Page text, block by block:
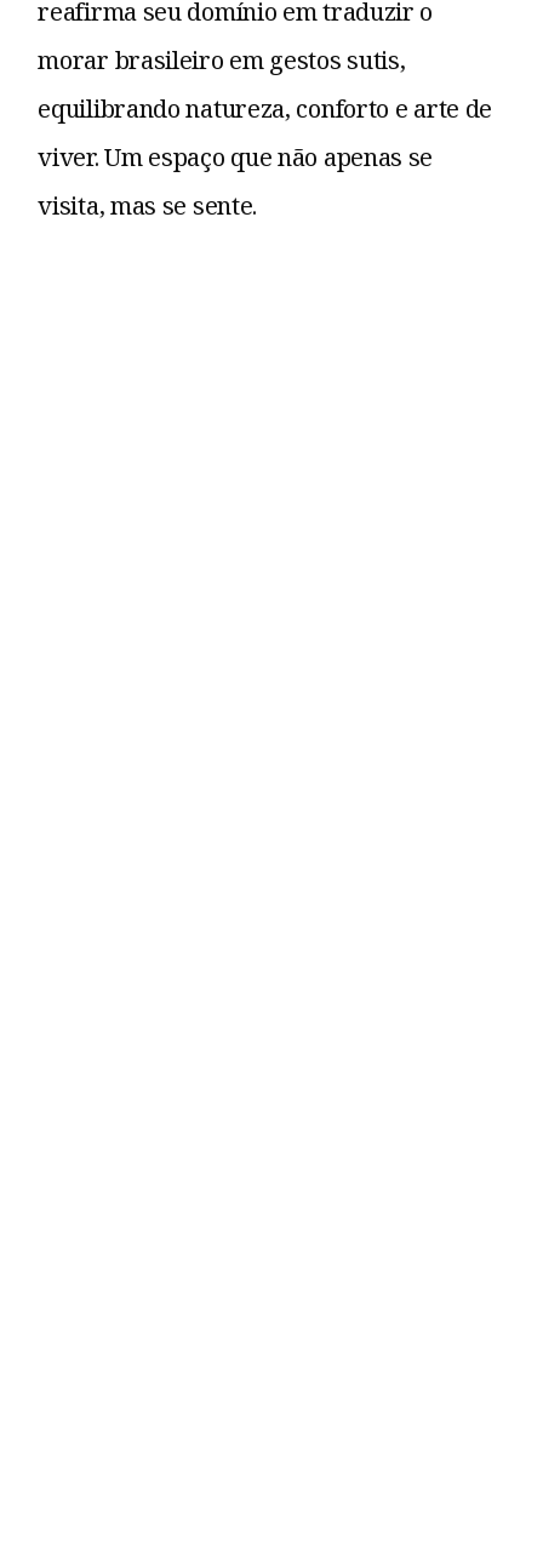
reafirma seu domínio em traduzir o
morar brasileiro em gestos sutis,
equilibrando natureza, conforto e arte de
viver. Um espaço que não apenas se
visita, mas se sente.